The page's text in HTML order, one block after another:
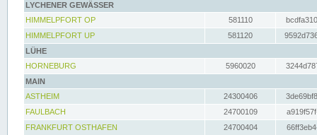
LYCHENER GEWÄSSER
HIMMELPFORT OP
581110
HIMMELPFORT UP
581120
LÜHE
HORNEBURG
5960020
MAIN
ASTHEIM
24300406
FAULBACH
24700109
FRANKFURT OSTHAFEN
24700404